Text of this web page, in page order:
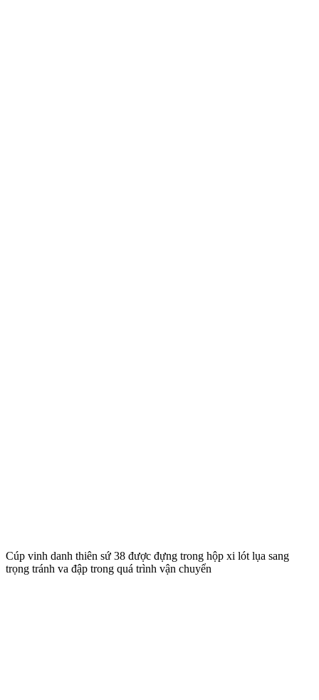
Cúp vinh danh thiên sứ 38 được đựng trong hộp xi lót lụa sang
trọng tránh va đập trong quá trình vận chuyển